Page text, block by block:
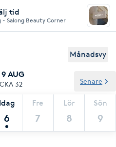
tid
- Salong Beauty Corner
Månadsvy
AUG
32
Idag
6
Fre
7
Lör
8
Sön
9
Senare